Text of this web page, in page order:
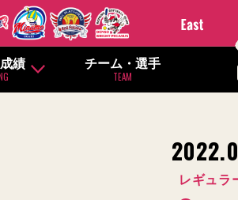
績 チーム・選手
TEAM
レギュラ